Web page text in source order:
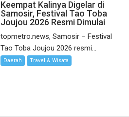
Keempat Kalinya Digelar di
Samosir, Festival Tao Toba
Joujou 2026 Resmi Dimulai
topmetro.news, Samosir – Festival
Tao Toba Joujou 2026 resmi...
Daerah Travel & Wisata